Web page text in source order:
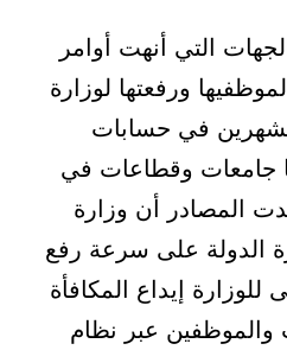
التي أنهت أوامر
ورفعتها لوزارة
في حسابات
جامعات وقطاعات في
المصادر أن وزارة
الدولة على سرعة رفع
للوزارة إيداع المكافأة
عبر نظام